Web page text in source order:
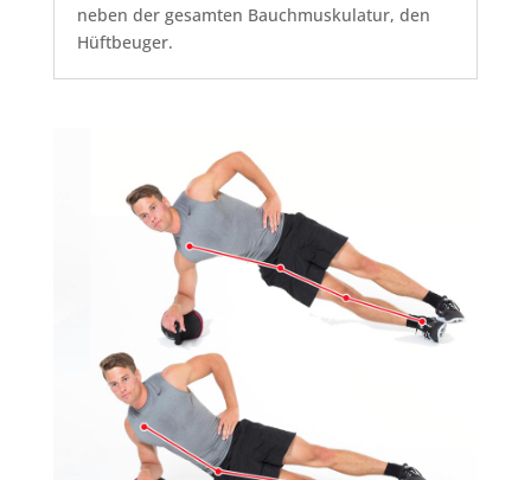
neben der gesamten Bauchmuskulatur, den
Hüftbeuger.